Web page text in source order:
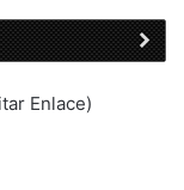
Enlace)